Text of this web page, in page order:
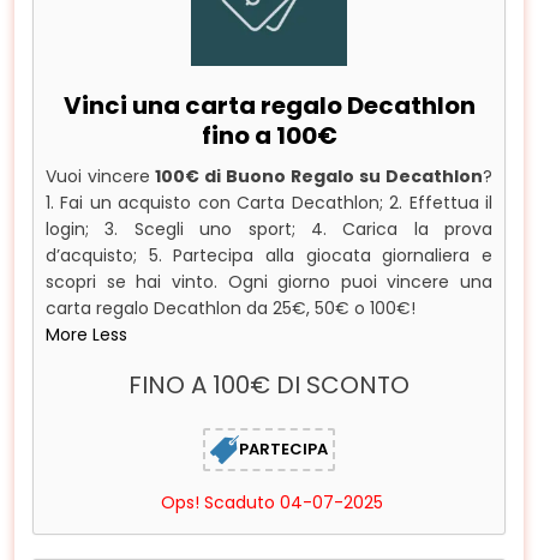
Vinci una carta regalo Decathlon
fino a 100€
Vuoi vincere 100€ di Buono Regalo su Decathlon?
1. Fai un acquisto con Carta Decathlon; 2. Effettua il
login; 3. Scegli uno sport; 4. Carica la prova
d’acquisto; 5. Partecipa alla giocata giornaliera e
scopri se hai vinto. Ogni giorno puoi vincere una
carta regalo Decathlon da 25€, 50€ o 100€!
More Less
FINO A 100€ DI SCONTO
PARTECIPA
Ops! Scaduto 04-07-2025